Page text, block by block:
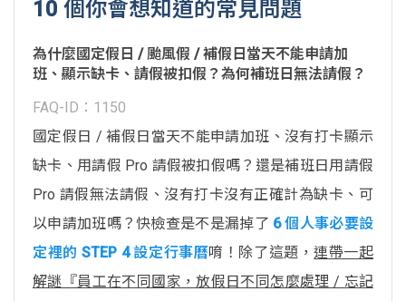
10 個你會想知道的常見問題
為什麼國定假日 / 颱風假 / 補假日當天不能申請加
班、顯示缺卡、請假被扣假？為何補班日無法請假？
FAQ-ID：1150
國定假日 / 補假日當天不能申請加班、沒有打卡顯示
缺卡、用請假 Pro 請假被扣假嗎？還是補班日用請假
Pro 請假無法請假、沒有打卡沒有正確計為缺卡、可
以申請加班嗎？快檢查是不是漏掉了 6 個人事必要設
定裡的 STEP 4 設定行事曆唷！除了這題，連帶一起
解謎『員工在不同國家，放假日不同怎麼處理 / 忘記